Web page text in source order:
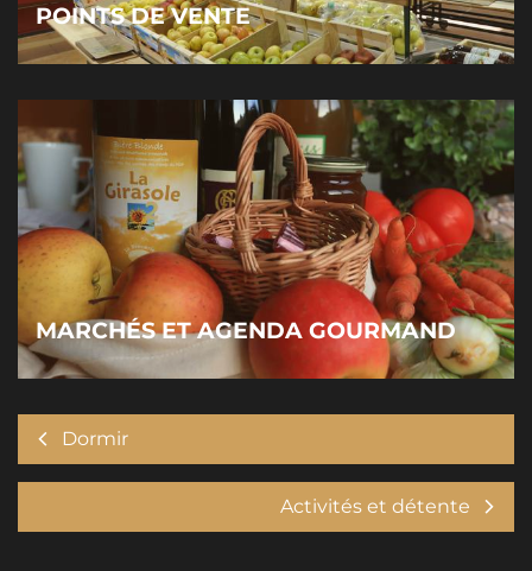
POINTS DE VENTE
MARCHÉS ET AGENDA GOURMAND
Dormir
Activités et détente